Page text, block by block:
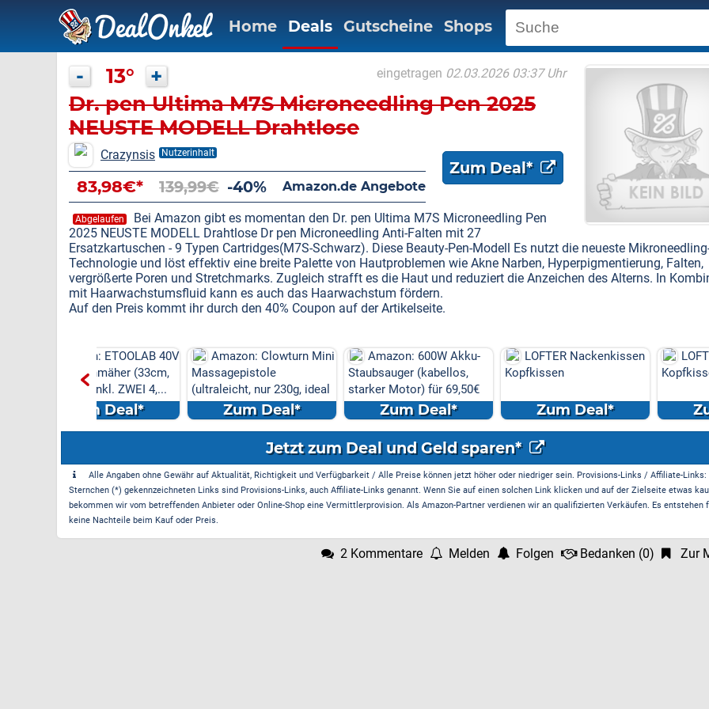
Home Deals Gutscheine Shops
- 13° + eingetragen 02.03.2026 03:37 Uhr
Dr. pen Ultima M7S Microneedling Pen 2025
NEUSTE MODELL Drahtlose
Crazynsis Nutzerinhalt
Zum Deal*
83,98€* 139,99€ -40% Amazon.de Angebote
Abgelaufen
Bei Amazon gibt es momentan den Dr. pen Ultima M7S Microneedling Pen
2025 NEUSTE MODELL Drahtlose Dr pen Microneedling Anti-Falten mit 27
Ersatzkartuschen - 9 Typen Cartridges(M7S-Schwarz). Diese Beauty-Pen-Modell Es nutzt die neueste
Technologie und löst effektiv eine breite Palette von Hautproblemen wie Akne Narben, Hyperpigmentierung, Falten,
vergrößerte Poren und Stretchmarks. Zugleich strafft es die Haut und reduziert die Anzeichen des Alterns. In
mit Haarwachstumsfluid kann es auch das Haarwachstum fördern.
Auf den Preis kommt ihr durch den 40% Coupon auf der Artikelseite.
Amazon: Clowturn Mini
Massagepistole
(ultraleicht, nur 230g, ideal
...
Zum Deal*
Amazon: 600W Akku-
Staubsauger (kabellos,
starker Motor) für 69,50€
Zum Deal*
LOFTER Nackenkissen
Kopfkissen
Zum Deal*
LOFTER
Zum Deal*
Jetzt zum Deal und Geld sparen*
Alle Angaben ohne Gewähr auf Aktualität, Richtigkeit und Verfügbarkeit / Alle Preise können jetzt höher oder niedriger sein. Provisions-Links / Affiliate-
Sternchen (*) gekennzeichneten Links sind Provisions-Links, auch Affiliate-Links genannt. Wenn Sie auf einen solchen Link klicken und auf der Zielseite etwas
bekommen wir vom betreffenden Anbieter oder Online-Shop eine Vermittlerprovision. Als Amazon-Partner verdienen wir an qualifizierten Verkäufen. Es entstehen
keine Nachteile beim Kauf oder Preis.
2 Kommentare Melden Folgen Bedanken (0) Zur